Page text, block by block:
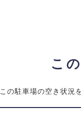
こ
この駐車場の空き状況